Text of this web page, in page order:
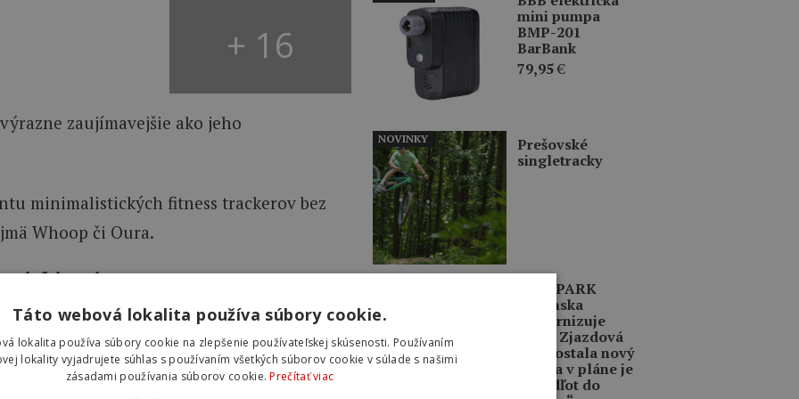
+ 16
zaujímavejšie ako jeho
minimalistických fitness trackerov bez
Whoop či Oura.
Fitbit Air?
konceptom. Na ruke nemáte ďalší
ktoré zbiera zdravotné a
mini pumpa
BMP-201
BarBank
79,95€
Prešovské
singletracky
NOVINKY
BIKE PARK
Kubínska
modernizuje
traily. Zjazdová
trať dostala nový
život a v pláne je
aj „Odľot do
Táto webová lokalita používa súbory cookie.
lokalita používa súbory cookie na zlepšenie používateľskej skúsenosti. Používaním
lokality vyjadrujete súhlas s používaním všetkých súborov cookie v súlade s našimi
zásadami používania súborov cookie.Prečítať viac